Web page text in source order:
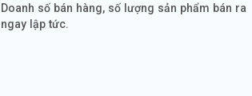
Doanh số bán hàng, số lượng sản phẩm bán ra
ngay lập tức.